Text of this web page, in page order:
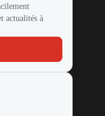
actualités à